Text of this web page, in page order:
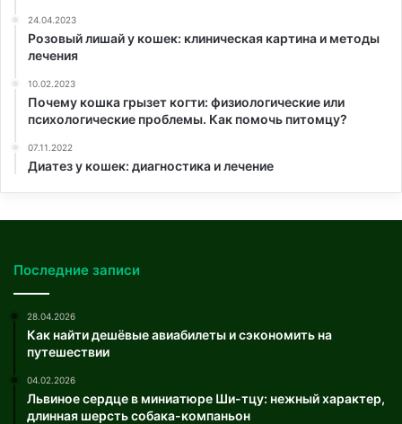
24.04.2023
Розовый лишай у кошек: клиническая картина и методы
лечения
10.02.2023
Почему кошка грызет когти: физиологические или
психологические проблемы. Как помочь питомцу?
07.11.2022
Диатез у кошек: диагностика и лечение
Последние записи
28.04.2026
Как найти дешёвые авиабилеты и сэкономить на
путешествии
04.02.2026
Львиное сердце в миниатюре Ши-тцу: нежный характер,
длинная шерсть собака-компаньон